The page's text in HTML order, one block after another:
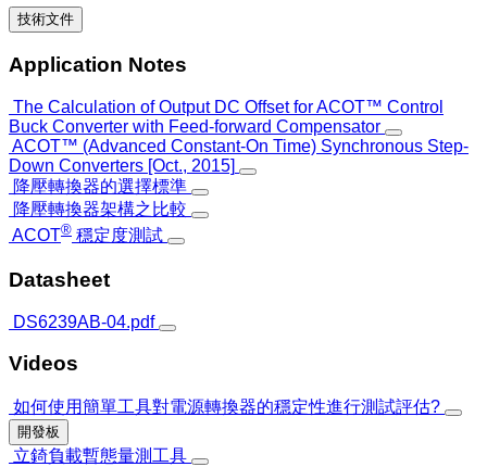
技術文件
Application Notes
The Calculation of Output DC Offset for ACOT™ Control
Buck Converter with Feed-forward Compensator
ACOT™ (Advanced Constant-On Time) Synchronous Step-
Down Converters [Oct., 2015]
降壓轉換器的選擇標準
降壓轉換器架構之比較
ACOT® 穩定度測試
Datasheet
DS6239AB-04.pdf
Videos
如何使用簡單工具對電源轉換器的穩定性進行測試評估?
開發板
立錡負載暫態量測工具